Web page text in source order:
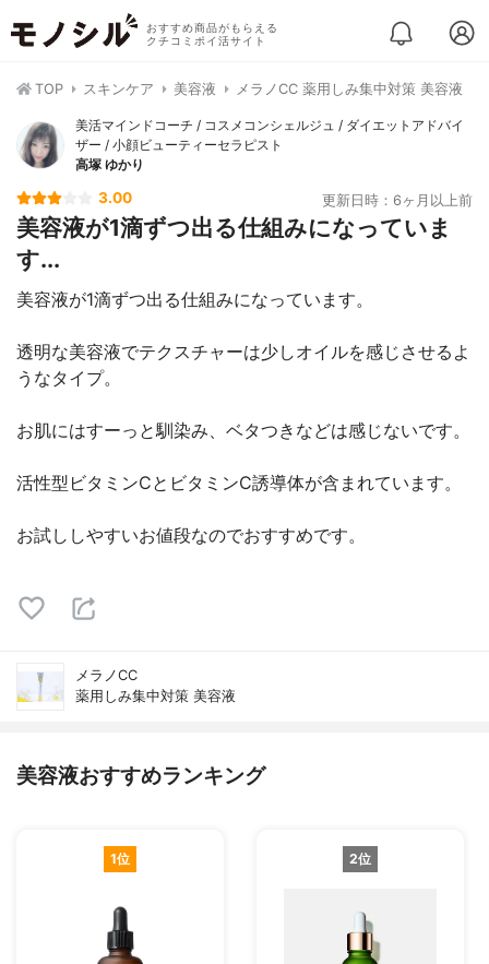
おすすめ商品がもらえる
クチコミポイ活サイト
TOP スキンケア 美容液 メラノCC 薬用しみ集中対策 美容液
美活マインドコーチ / コスメコンシェルジュ / ダイエットアドバイ
ザー / 小顔ビューティーセラピスト
高塚 ゆかり
3.00 更新日時：6ヶ月以上前
美容液が1滴ずつ出る仕組みになっていま
す...
美容液が1滴ずつ出る仕組みになっています。
透明な美容液でテクスチャーは少しオイルを感じさせるよ
うなタイプ。
お肌にはすーっと馴染み、ベタつきなどは感じないです。
活性型ビタミンCとビタミンC誘導体が含まれています。
お試ししやすいお値段なのでおすすめです。
メラノCC
薬用しみ集中対策 美容液
美容液おすすめランキング
1位 2位